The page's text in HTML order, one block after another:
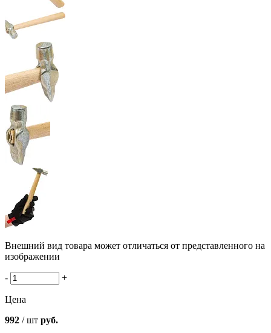
Внешний вид товара может отличаться от представленного на
изображении
- +
Цена
992 / шт руб.